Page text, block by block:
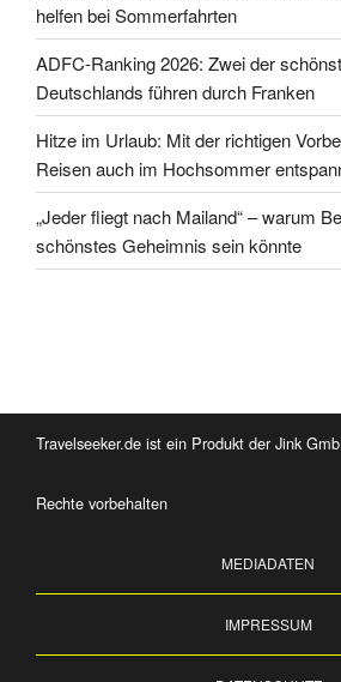
helfen bei Sommerfahrten
ADFC-Ranking 2026: Zwei der
Deutschlands führen durch Franken
Hitze im Urlaub: Mit der richtigen
Reisen auch im Hochsommer
„Jeder fliegt nach Mailand“ – warum
schönstes Geheimnis sein könnte
Travelseeker.de ist ein Produkt der Jink
Rechte vorbehalten
MEDIADATEN
IMPRESSUM